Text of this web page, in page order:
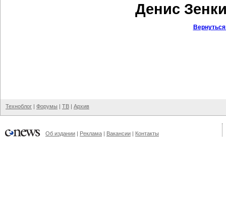
Денис
Техноблог | Форумы | ТВ | Архив
Об издании | Реклама | Вакансии | Контакты